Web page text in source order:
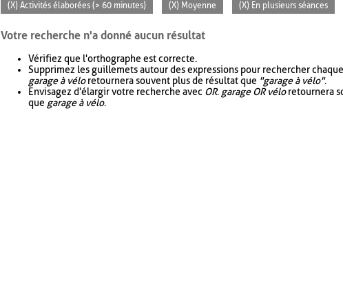
(X) Activités élaborées (> 60 minutes) (X) Moyenne (X) En plusieurs séances
Votre recherche n'a donné aucun résultat
Vérifiez que l'orthographe est correcte.
Supprimez les guillemets autour des expressions pour rechercher
garage à véloretournera souvent plus de résultat que "garage à vélo".
Envisagez d'élargir votre recherche avec OR. garage OR véloretournera
que garage à vélo.